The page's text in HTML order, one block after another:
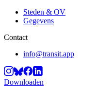
Steden & OV
Gegevens
Contact
info@transit.app
Downloaden